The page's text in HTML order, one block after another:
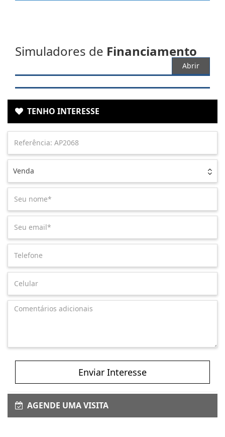
Simuladores de Financiamento
Abrir
TENHO INTERESSE
Venda
Enviar Interesse
AGENDE UMA VISITA